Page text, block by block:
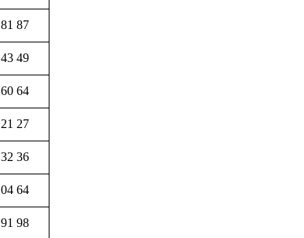
81 87
43 49
60 64
21 27
32 36
04 64
91 98